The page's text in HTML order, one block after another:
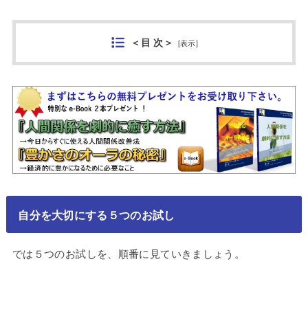
＜目 次＞ [表示]
自分を大切にする５つのお試し
では５つのお試しを、順番に見ていきましょう。